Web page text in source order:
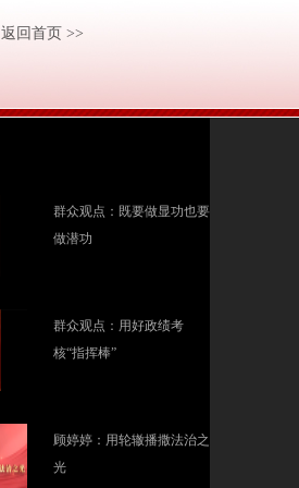
返回首页 >>
群众观点：既要做显功也要
做潜功
群众观点：用好政绩考
核“指挥棒”
顾婷婷：用轮辙播撒法治之
光